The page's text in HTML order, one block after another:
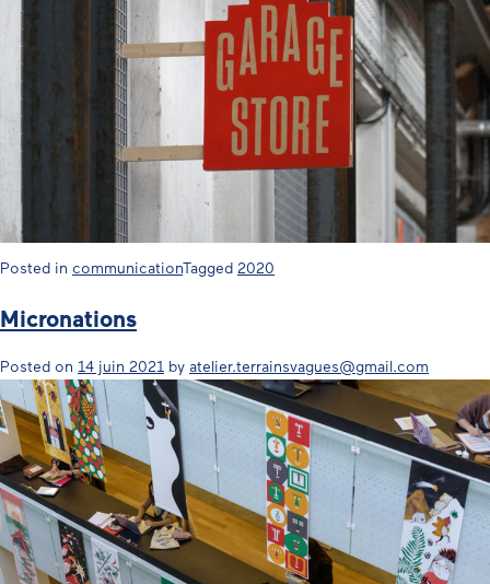
Posted in communicationTagged 2020
Micronations
Posted on 14 juin 2021 by atelier.terrainsvagues@gmail.com